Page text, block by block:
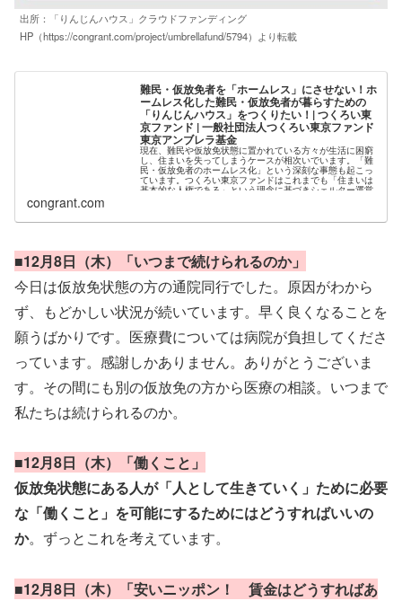
出所：「りんじんハウス」クラウドファンディング
HP（https://congrant.com/project/umbrellafund/5794）より転載
難民・仮放免者を「ホームレス」にさせない！ホ
ームレス化した難民・仮放免者が暮らすための
「りんじんハウス」をつくりたい！| つくろい東
京ファンド | 一般社団法人つくろい東京ファンド
東京アンブレラ基金
現在、難民や仮放免状態に置かれている方々が生活に困窮
し、住まいを失ってしまうケースが相次いでいます。「難
民・仮放免者のホームレス化」という深刻な事態も起こっ
ています。つくろい東京ファンドはこれまでも「住まいは
基本的な人権である」という理念に基づきシェルター運営
congrant.com
■12月8日（木）「いつまで続けられるのか」
今日は仮放免状態の方の通院同行でした。原因がわから
ず、もどかしい状況が続いています。早く良くなることを
願うばかりです。医療費については病院が負担してくださ
っています。感謝しかありません。ありがとうございま
す。その間にも別の仮放免の方から医療の相談。いつまで
私たちは続けられるのか。
■12月8日（木）「働くこと」
仮放免状態にある人が「人として生きていく」ために必要
な「働くこと」を可能にするためにはどうすればいいの
か。ずっとこれを考えています。
■12月8日（木）「安いニッポン！ 賃金はどうすればあ